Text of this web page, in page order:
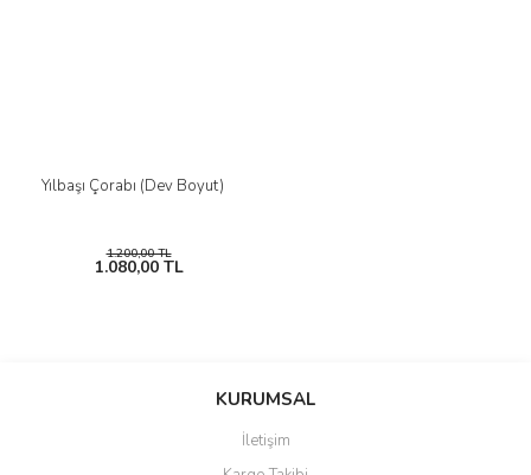
Yılbaşı Çorabı (Dev Boyut)
1.200,00 TL
1.080,00 TL
KURUMSAL
İletişim